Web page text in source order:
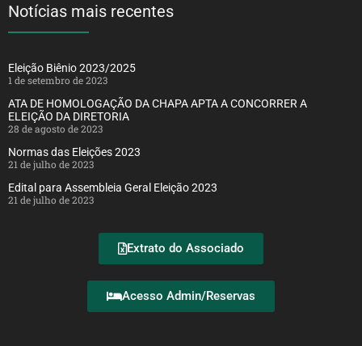
Notícias mais recentes
Eleição Biênio 2023/2025
1 de setembro de 2023
ATA DE HOMOLOGAÇÃO DA CHAPA APTA A CONCORRER A
ELEIÇÃO DA DIRETORIA
28 de agosto de 2023
Normas das Eleições 2023
21 de julho de 2023
Edital para Assembleia Geral Eleição 2023
21 de julho de 2023
Extrato do Associado
Acesso Admin/Reservas